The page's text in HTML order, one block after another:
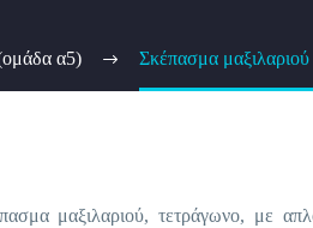
α5) Σκέπασμα
μαξιλαριού, τετράγωνο, με